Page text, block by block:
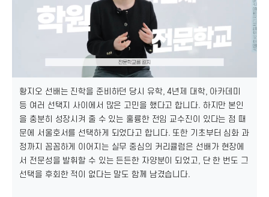
황지오 선배는 진학을 준비하던 당시 유학, 4년제 대학, 아카데미
등 여러 선택지 사이에서 많은 고민을 했다고 합니다. 하지만 본인
을 충분히 성장시켜 줄 수 있는 훌륭한 전임 교수진이 있다는 점 때
문에 서울호서를 선택하게 되었다고 합니다. 또한 기초부터 심화 과
정까지 꼼꼼하게 이어지는 실무 중심의 커리큘럼은 선배가 현장에
서 전문성을 발휘할 수 있는 든든한 자양분이 되었고, 단 한 번도 그
선택을 후회한 적이 없다는 말도 함께 남겼습니다.